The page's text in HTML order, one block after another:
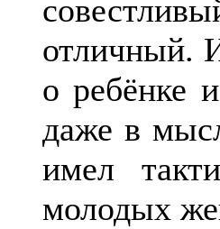
отличный.
о ребёнке
даже в
имел
молодых